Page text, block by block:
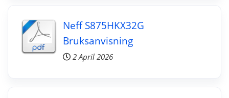
Neff S875HKX32G
Bruksanvisning
2 April 2026